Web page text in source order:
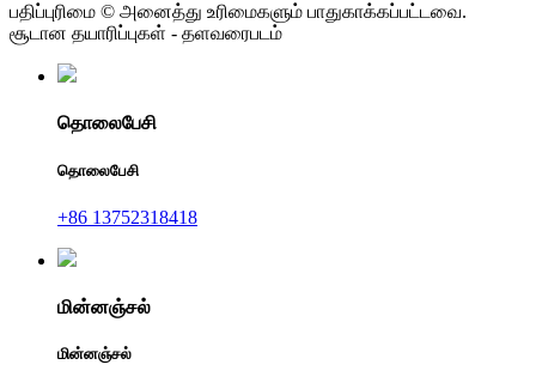
பதிப்புரிமை © அனைத்து உரிமைகளும் பாதுகாக்கப்பட்டவை.
சூடான தயாரிப்புகள் - தளவரைபடம்
தொலைபேசி
தொலைபேசி
+86 13752318418
மின்னஞ்சல்
மின்னஞ்சல்